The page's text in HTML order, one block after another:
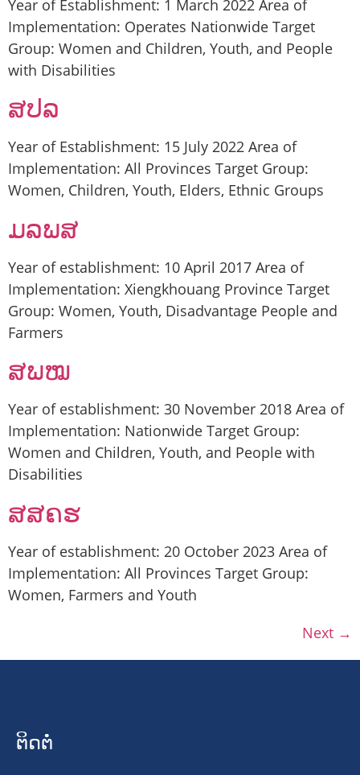
Year of Establishment: 1 March 2022 Area of
Implementation: Operates Nationwide Target
Group: Women and Children, Youth, and People
with Disabilities
ສປລ
Year of Establishment: 15 July 2022 Area of
Implementation: All Provinces Target Group:
Women, Children, Youth, Elders, Ethnic Groups
ມລພສ
Year of establishment: 10 April 2017 Area of
Implementation: Xiengkhouang Province Target
Group: Women, Youth, Disadvantage People and
Farmers
ສພໝ
Year of establishment: 30 November 2018 Area of
Implementation: Nationwide Target Group:
Women and Children, Youth, and People with
Disabilities
ສສຄຮ
Year of establishment: 20 October 2023 Area of
Implementation: All Provinces Target Group:
Women, Farmers and Youth
Next →
ຕິດຕໍ່